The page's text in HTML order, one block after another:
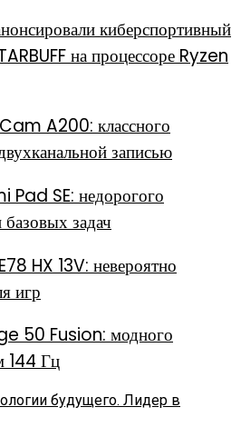
киберспортивный
на процессоре Ryzen
A200: классного
записью
SE: недорогого
задач
HX 13V: невероятно
игр
50 Fusion: модного
144 Гц
будущего. Лидер в